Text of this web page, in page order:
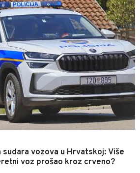
vozova u Hrvatskoj: Više
voz prošao kroz crveno?